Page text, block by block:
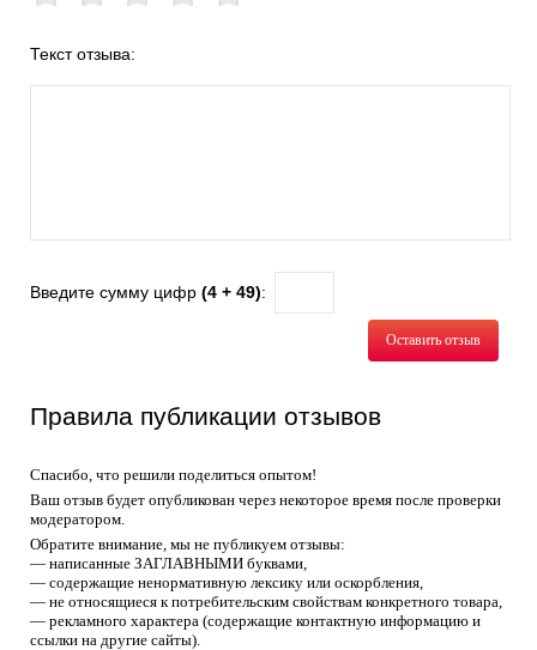
Текст отзыва:
Введите сумму цифр (4 + 49):
Оставить отзыв
Правила публикации отзывов
Спасибо, что решили поделиться опытом!
Ваш отзыв будет опубликован через некоторое время после проверки
модератором.
Обратите внимание, мы не публикуем отзывы:
— написанные ЗАГЛАВНЫМИ буквами,
— содержащие ненормативную лексику или оскорбления,
— не относящиеся к потребительским свойствам конкретного товара,
— рекламного характера (содержащие контактную информацию и
ссылки на другие сайты).